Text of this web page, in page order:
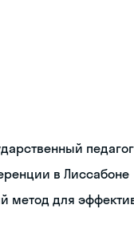
в Лиссабоне
метод для